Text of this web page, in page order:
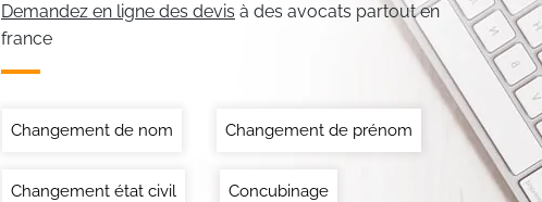
Demandez en ligne des devis à des avocats partout en
france
Changement de nom Changement de prénom
Changement état civil Concubinage